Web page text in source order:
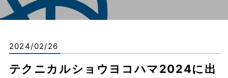
2024/02/26
テクニカルショウヨコハマ2024に出